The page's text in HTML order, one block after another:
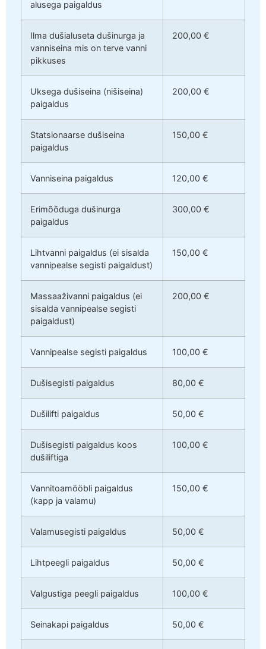
alusega paigaldus
Ilma dušialuseta dušinurga ja
vanniseina mis on terve vanni
pikkuses
200,00 €
Uksega dušiseina (nišiseina)
paigaldus
200,00 €
Statsionaarse dušiseina
paigaldus
150,00 €
Vanniseina paigaldus 120,00 €
Erimõõduga dušinurga
paigaldus
300,00 €
Lihtvanni paigaldus (ei sisalda
vannipealse segisti paigaldust)
150,00 €
Massaaživanni paigaldus (ei
sisalda vannipealse segisti
paigaldust)
200,00 €
Vannipealse segisti paigaldus 100,00 €
Dušisegisti paigaldus 80,00 €
Dušilifti paigaldus 50,00 €
Dušisegisti paigaldus koos
dušiliftiga
100,00 €
Vannitoamööbli paigaldus
(kapp ja valamu)
150,00 €
Valamusegisti paigaldus 50,00 €
Lihtpeegli paigaldus 50,00 €
Valgustiga peegli paigaldus 100,00 €
Seinakapi paigaldus 50,00 €